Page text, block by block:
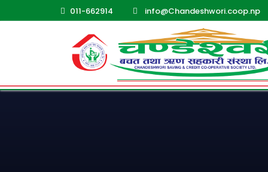
011-662914 info@Chandeshwori.coop.np